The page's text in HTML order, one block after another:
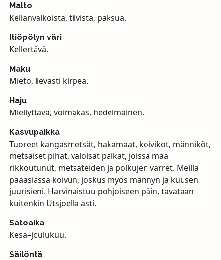
Malto
Kellanvalkoista, tiivistä, paksua.
Itiöpölyn väri
Kellertävä.
Maku
Mieto, lievästi kirpeä.
Haju
Miellyttävä, voimakas, hedelmäinen.
Kasvupaikka
Tuoreet kangasmetsät, hakamaat, koivikot, männiköt,
metsäiset pihat, valoisat paikat, joissa maa
rikkoutunut, metsäteiden ja polkujen varret. Meillä
pääasiassa koivun, joskus myös männyn ja kuusen
juurisieni. Harvinaistuu pohjoiseen päin, tavataan
kuitenkin Utsjoella asti.
Satoaika
Kesä–joulukuu.
Säilöntä